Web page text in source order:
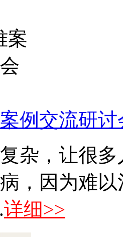
例交流研
杂，让很
，因为难
详细>>